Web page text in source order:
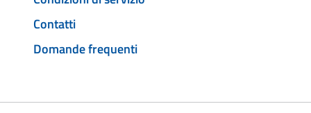
Contatti
Domande frequenti